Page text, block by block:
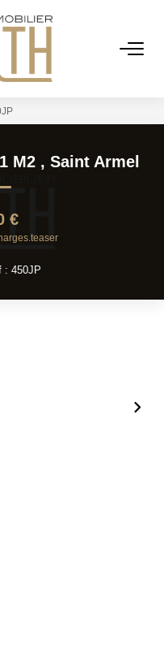
M2 , Saint Armel
€
: 450JP